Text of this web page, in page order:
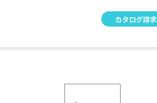
カタログ請求